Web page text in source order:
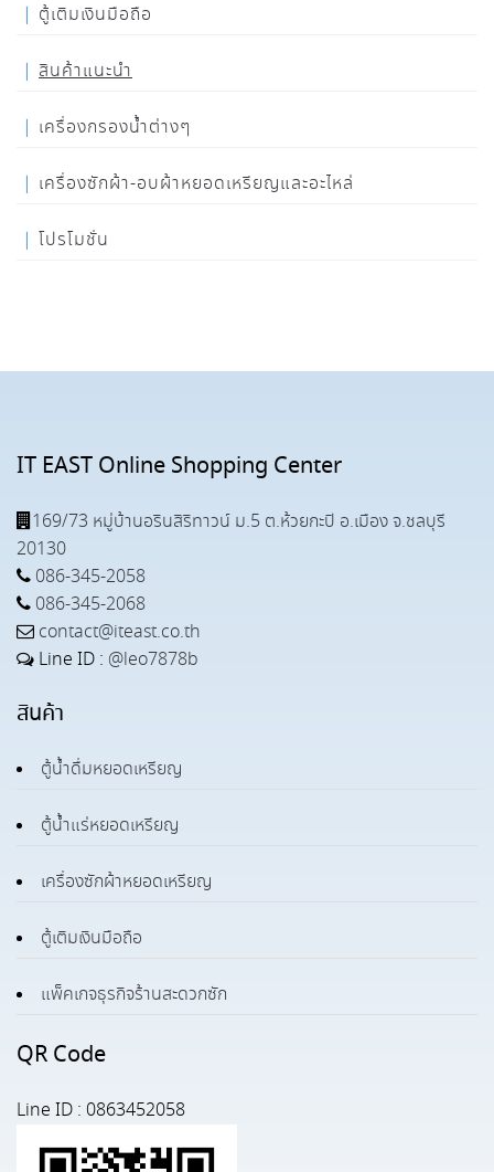
ตู้เติมเงินมือถือ
สินค้าแนะนำ
เครื่องกรองน้ำต่างๆ
เครื่องซักผ้า-อบผ้าหยอดเหรียญและอะไหล่
โปรโมชั่น
IT EAST Online Shopping Center
169/73 หมู่บ้านอรินสิริทาวน์ ม.5 ต.ห้วยกะปิ อ.เมือง จ.ชลบุรี
20130
086-345-2058
086-345-2068
contact@iteast.co.th
Line ID : @leo7878b
สินค้า
ตู้น้ำดื่มหยอดเหรียญ
ตู้น้ำแร่หยอดเหรียญ
เครื่องซักผ้าหยอดเหรียญ
ตู้เติมเงินมือถือ
แพ็คเกจธุรกิจร้านสะดวกซัก
QR Code
Line ID : 0863452058